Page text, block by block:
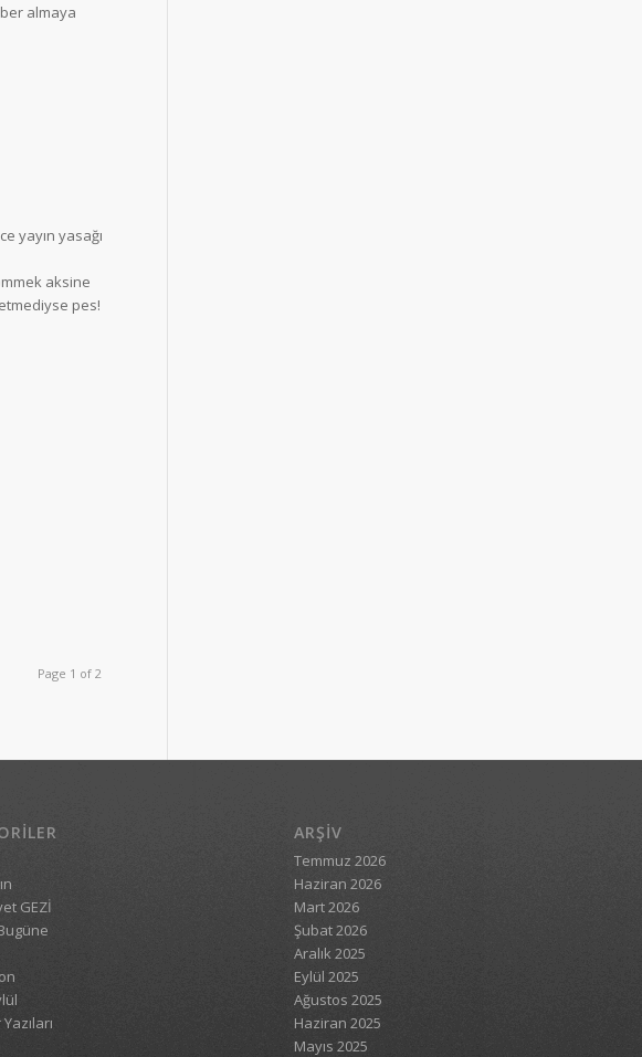
almaya
yayın yasağı
aksine
pes!
Page 1 of 2
GEZİ
ARŞIV
Temmuz 2026
Haziran 2026
Mart 2026
Şubat 2026
Aralık 2025
Eylül 2025
Ağustos 2025
Haziran 2025
Mayıs 2025